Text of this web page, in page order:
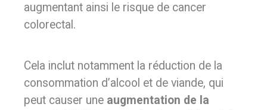
augmentant ainsi le risque de cancer
colorectal.
Cela inclut notamment la réduction de la
consommation d’alcool et de viande, qui
peut causer une augmentation de la